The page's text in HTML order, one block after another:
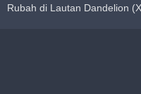
Rubah di Lautan Dandelion